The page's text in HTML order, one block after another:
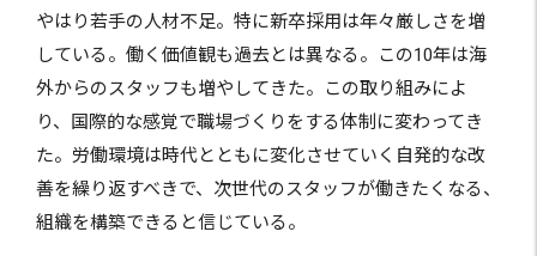
やはり若手の人材不足。特に新卒採用は年々厳しさを増
している。働く価値観も過去とは異なる。この10年は海
外からのスタッフも増やしてきた。この取り組みによ
り、国際的な感覚で職場づくりをする体制に変わってき
た。労働環境は時代とともに変化させていく自発的な改
善を繰り返すべきで、次世代のスタッフが働きたくなる、
組織を構築できると信じている。